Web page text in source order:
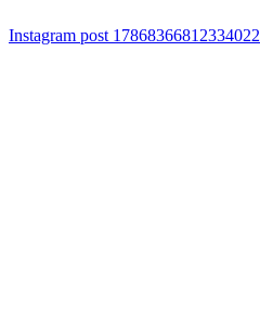
Instagram post 17868366812334022